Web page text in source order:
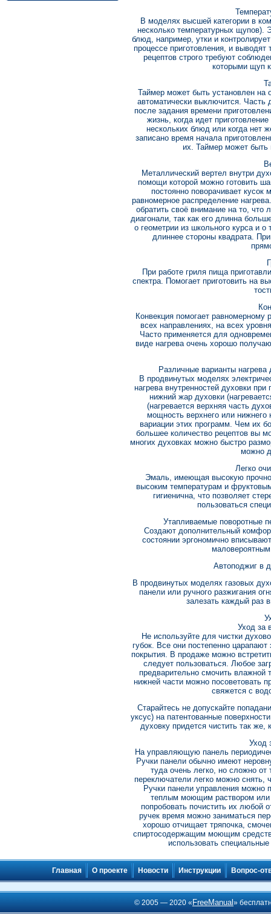
В моделях высшей категории в
несколько температурных щупов).
блюд, например, утки и
процессе приготовления, и
рецептов строго требуют
которыми щуп
Таймер может быть установлен на
автоматически выключится.
после задания времени
жизнь, когда идет
нескольких блюд или когда нет
записано время начала
их. Таймер может быть
Металлический вертел внутри
помощи которой можно готовить
постоянно поворачивает
равномерное распределение
обратить своё внимание на то,
диагонали, так как его длинна
о геометрии из школьного курса и
длиннее стороны квадрата.
При работе гриля пища
спектра. Помогает приготовить на
Конвекция помогает равномерному
всех направлениях, на всех
Часто применяется для
виде нагрева очень хорошо
Различные варианты
В продвинутых моделях
нагрева внутренностей духовки
нижний жар духовки
(нагревается верхняя часть
мощность верхнего или нижнего
вариации этих программ. Чем их
большее количество рецептов вы
многих духовках можно быстро
можно
Легко
Эмаль, имеющая высокую
высоким температурам и
гигиенична, что позволяет
пользоваться
Утапливаемые поворотные
Создают дополнительный
состоянии эргономично
Автоподжиг в
В продвинутых моделях газовых
панели или ручного разжигания
залезать каждый раз
Уход за
Не используйте для чистки
губок. Все они постепенно
покрытия. В продаже можно
следует пользоваться. Любое
предварительно смочить влажной
нижней части можно посоветовать
свяжется с
Старайтесь не допускайте
уксус) на патентованные
духовку придется чистить так
Уход
На управляющую панель
Ручки панели обычно имеют
туда очень легко, но сложно
переключатели легко можно
Ручки панели управления можно
теплым моющим раствором или
попробовать почистить их любой
ручек время можно заниматься
хорошо отчищает тряпочка,
спиртосодержащим моющим
использовать
Главная О проекте Новости Инструкции Вопрос-
© 2005 — 2020 « FreeManual»